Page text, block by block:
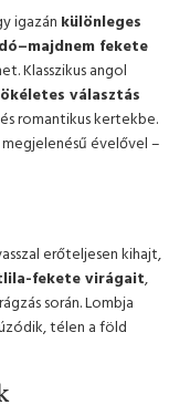
igazán különleges
fekete
Klasszikus angol
választás
romantikus kertekbe.
évelővel –
erőteljesen kihajt,
fekete virágait,
során. Lombja
télen a föld